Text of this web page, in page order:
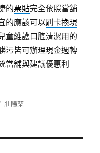
的票貼完全依照當舖
的應該可以刷卡換現
童維護口腔清潔用的
污皆可辦理現金週轉
當舖與建議優惠利
分
壯陽藥